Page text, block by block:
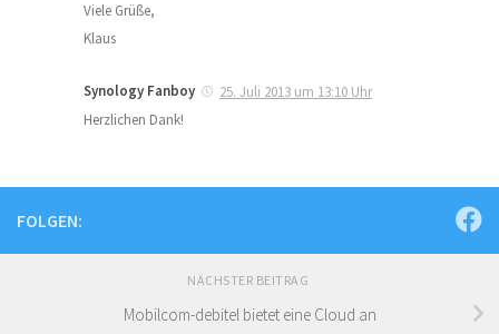
Viele Grüße,
Klaus
Synology Fanboy
25. Juli 2013 um 13:10 Uhr
Herzlichen Dank!
FOLGEN:
NÄCHSTER BEITRAG
Mobilcom-debitel bietet eine Cloud an